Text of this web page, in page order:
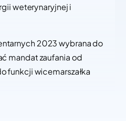
weterynaryjnej i
2023 wybrana do
mandat zaufania od
funkcji wicemarszałka